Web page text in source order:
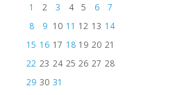
1
2 3 4 5 6
7
8
9 10 11 12 13 14
15 16 17 18 19 20 21
22 23 24 25 26 27 28
29 30 31